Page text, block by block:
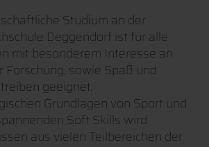
Studium an der
Deggendorf ist für alle
mit besonderem Interesse an
sowie Spaß und
geeignet.
Grundlagen von Sport und
Soft Skills wird
aus vielen Teilbereichen der